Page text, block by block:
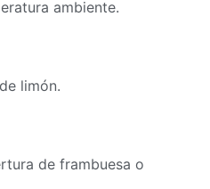
ambiente.
limón.
de frambuesa o